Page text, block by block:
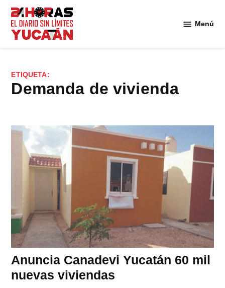
Saltar
contenido
Menú
ETIQUETA:
demanda de vivienda
Anuncia Canadevi Yucatán 60 mil
nuevas viviendas